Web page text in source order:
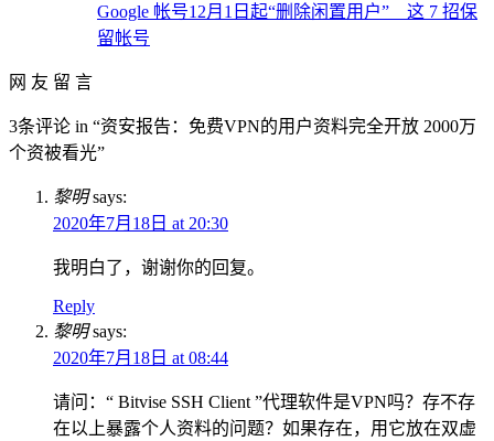
Google 帐号12月1日起“删除闲置用户” 这 7 招保
留帐号
网 友 留 言
3条评论 in “资安报告：免费VPN的用户资料完全开放 2000万
个资被看光”
黎明 says:
2020年7月18日 at 20:30
我明白了，谢谢你的回复。
Reply
黎明 says:
2020年7月18日 at 08:44
请问：“ Bitvise SSH Client ”代理软件是VPN吗？存不存
在以上暴露个人资料的问题？如果存在，用它放在双虚